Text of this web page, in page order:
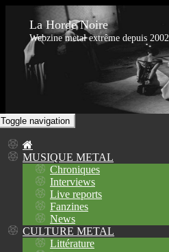
La Horde Noire
Webzine metal extrême depuis 2002
Toggle navigation
MUSIQUE METAL
Chroniques
Interviews
Live reports
Fanzines
News
CULTURE METAL
Littérature